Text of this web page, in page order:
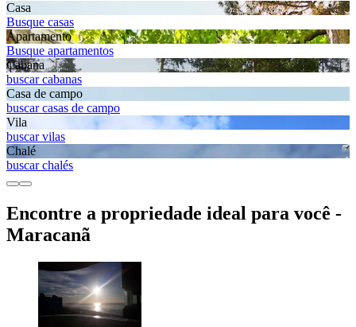
Casa
Busque casas
Apartamento
Busque apartamentos
Cabana
buscar cabanas
Casa de campo
buscar casas de campo
Vila
buscar vilas
Chalé
buscar chalés
Encontre a propriedade ideal para você -
Maracanã